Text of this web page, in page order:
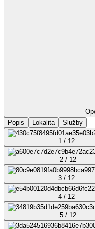
Popis
Lokalita Služby
1 / 12
2 / 12
3 / 12
4 / 12
5 / 12